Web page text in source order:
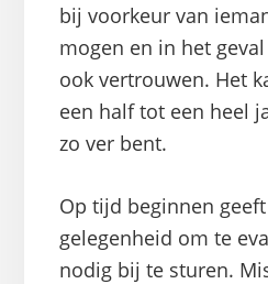
bij voorkeur van
mogen en in het
ook vertrouwen. Het
een half tot een heel
zo ver bent.
Op tijd beginnen
gelegenheid om te
nodig bij te sturen.